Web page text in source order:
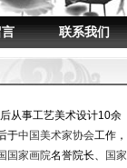
联系我们
从事工艺美术设计10余
于中国美术家协会工作，
国家画院名誉院长、
国家